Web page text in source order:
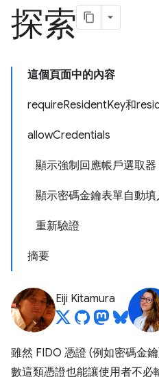
探索
這個頁面中的內容
requireResidentKey和
allowCredentials
顯示強制回應帳戶選取器
顯示密碼金鑰表單自動
重新驗證
摘要
Eiji Kitamura
雖然 FIDO 憑證 (例如密碼金
數這類憑證也能讓使用者不